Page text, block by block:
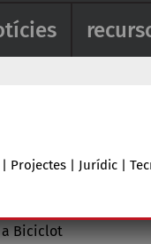
| Projectes | Jurídic |